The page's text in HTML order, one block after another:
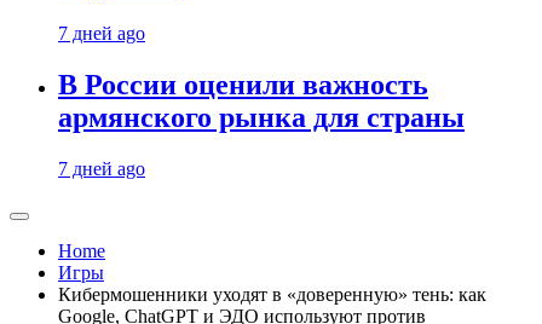
7 дней ago
В России оценили важность
армянского рынка для страны
7 дней ago
Home
Игры
Кибермошенники уходят в «доверенную» тень: как
Google, ChatGPT и ЭДО используют против